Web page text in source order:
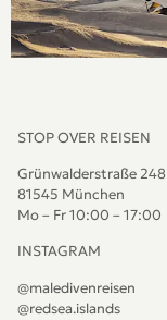
STOP OVER REISEN
Grünwalderstraße 248
81545 München
Mo – Fr 10:00 – 17:00
INSTAGRAM
@maledivenreisen
@redsea.islands